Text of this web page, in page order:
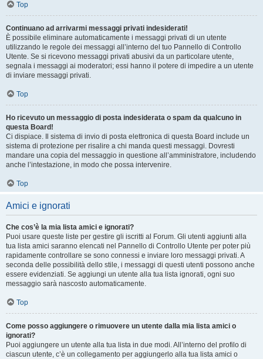
Top
Continuano ad arrivarmi messaggi privati indesiderati!
È possibile eliminare automaticamente i messaggi privati ​​di un utente
utilizzando le regole dei messaggi all’interno del tuo Pannello di Controllo
Utente. Se si ricevono messaggi privati ​​abusivi da un particolare utente,
segnala i messaggi ai moderatori; essi hanno il potere di impedire a un utente
di inviare messaggi privati​​.
Top
Ho ricevuto un messaggio di posta indesiderata o spam da qualcuno in
questa Board!
Ci dispiace. Il sistema di invio di posta elettronica di questa Board include un
sistema di protezione per risalire a chi manda questi messaggi. Dovresti
mandare una copia del messaggio in questione all’amministratore, includendo
anche l’intestazione, in modo che possa intervenire.
Top
Amici e ignorati
Che cos’è la mia lista amici e ignorati?
Puoi usare queste liste per gestire gli iscritti al Forum. Gli utenti aggiunti alla
tua lista amici saranno elencati nel Pannello di Controllo Utente per poter più
rapidamente controllare se sono connessi e inviare loro messaggi privati. A
seconda delle possibilità dello stile, i messaggi di questi utenti possono anche
essere evidenziati. Se aggiungi un utente alla tua lista ignorati, ogni suo
messaggio sarà nascosto automaticamente.
Top
Come posso aggiungere o rimuovere un utente dalla mia lista amici o
ignorati?
Puoi aggiungere un utente alla tua lista in due modi. All’interno del profilo di
ciascun utente, c’è un collegamento per aggiungerlo alla tua lista amici o